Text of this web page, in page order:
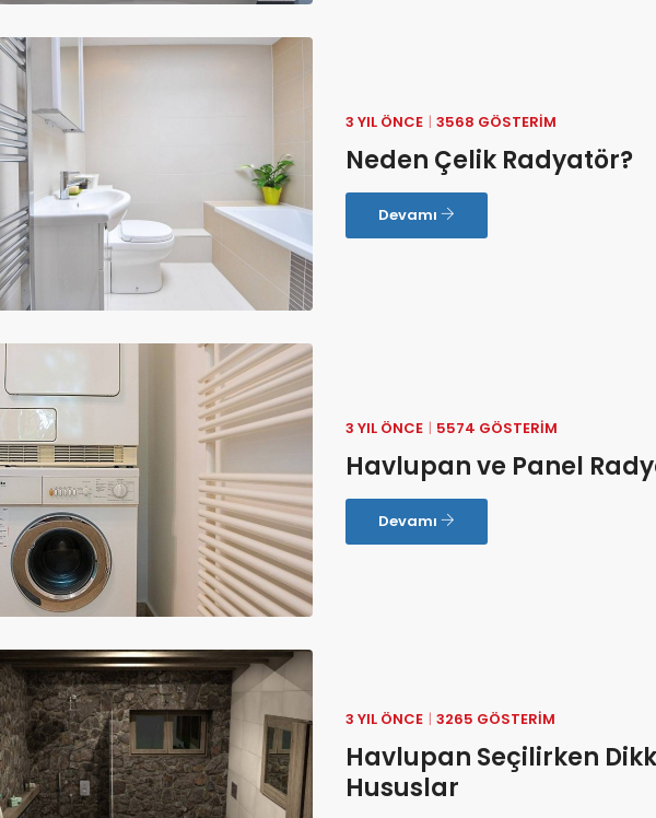
3 YIL ÖNCE 3568 GÖSTERIM
Neden Çelik Radyatör?
Devamı
3 YIL ÖNCE 5574 GÖSTERIM
Havlupan ve Panel
Devamı
3 YIL ÖNCE 3265 GÖSTERIM
Havlupan Seçilirken
Hususlar